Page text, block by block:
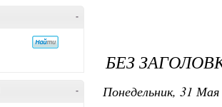
-
-
БЕЗ
Понедельник, 31